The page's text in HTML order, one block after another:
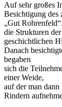
Auf sehr großes
Besichtigung des
„Gut
die Strukturen
geschichtlichen
Danach
begaben
sich die
einer Weide,
auf der man
Rindern